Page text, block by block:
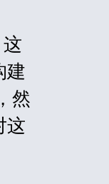
建
然
这